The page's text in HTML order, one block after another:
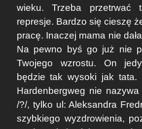
wieku. Trzeba przetrwać
represje. Bardzo się cieszę
pracę. Inaczej mama nie
Na pewno byś go już nie
Twojego wzrostu. On
będzie tak wysoki jak tata.
Hardenbergweg nie
/?/, tylko ul: Aleksandra
szybkiego wyzdrowienia,